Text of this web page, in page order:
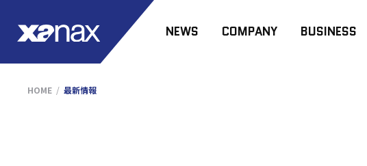
NEWS COMPANY BUSINESS
HOME 最新情報